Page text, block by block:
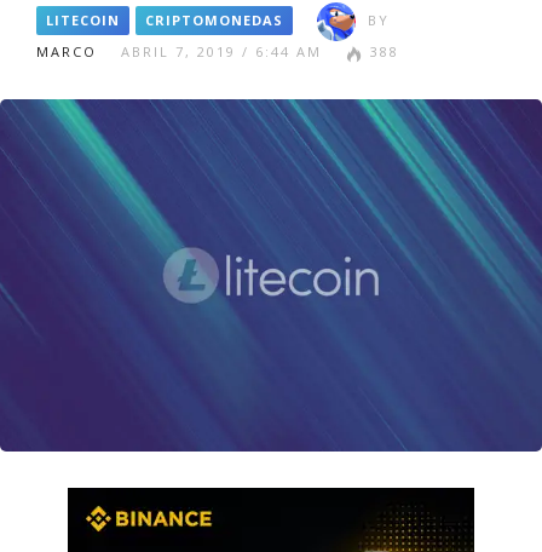
LITECOIN CRIPTOMONEDAS
BY
MARCO
ABRIL 7, 2019 / 6:44 AM 388